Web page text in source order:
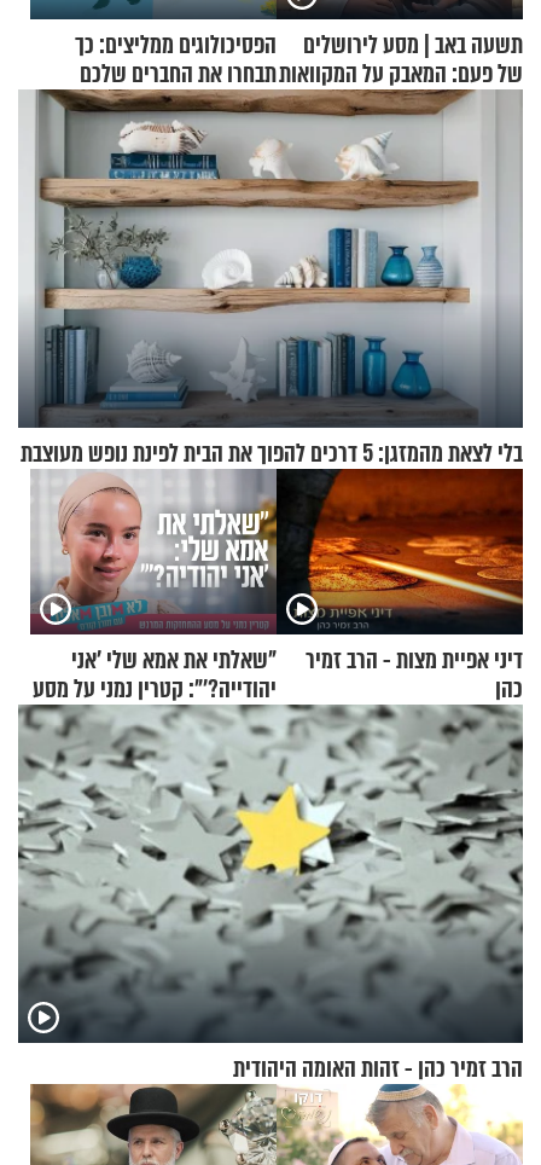
תשעה באב | מסע לירושלים
של פעם: המאבק על המקוואות
הפסיכולוגים ממליצים: כך
תבחרו את החברים שלכם
בחיים
בלי לצאת מהמזגן: 5 דרכים להפוך את הבית לפינת נופש מעוצבת
דיני אפיית מצות - הרב זמיר
כהן
"שאלתי את אמא שלי 'אני
יהודייה?'": קטרין נמני על מסע
ההתחזקות המרגש
הרב זמיר כהן - זהות האומה היהודית